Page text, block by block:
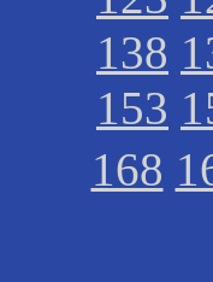
138
153
168